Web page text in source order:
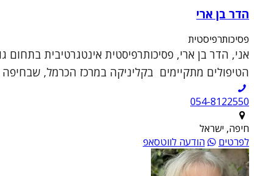
הדר בן ארי
פסיכותרפיסטית
אני, הדר בן ארי, פסיכותרפיסטית אינטגרטיבית
הטיפולים מתקיימים בקליניקה במרכז הכרמל, שבחיפה
054-8122550
חיפה, ישראל
לפרטים
הודעה לווטסאפ